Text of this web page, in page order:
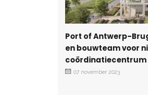
Port of Antwerp-
en bouwteam voor
coördinatiecentrum
07 november 2023